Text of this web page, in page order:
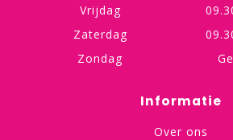
Vrijdag
Zaterdag
Zondag
Informatie
Over ons